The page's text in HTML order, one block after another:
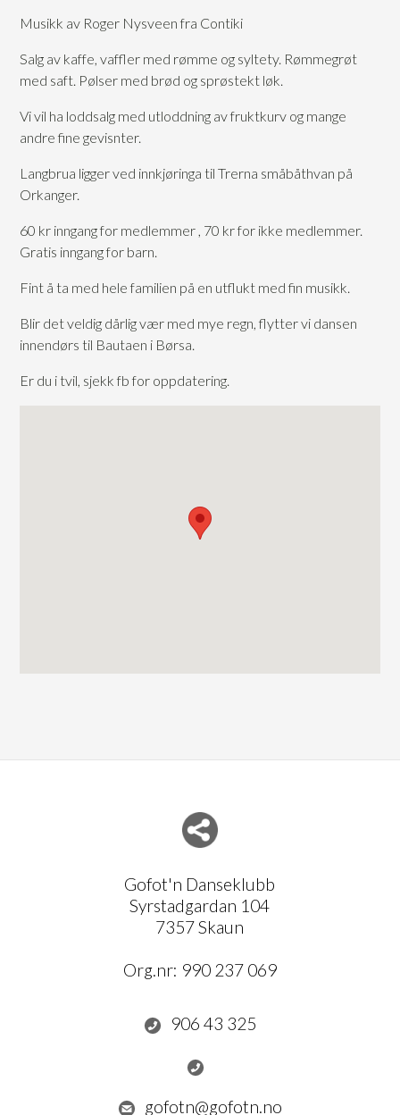
Musikk av Roger Nysveen fra Contiki
Salg av kaffe, vaffler med rømme og syltety. Rømmegrøt
med saft. Pølser med brød og sprøstekt løk.
Vi vil ha loddsalg med utloddning av fruktkurv og mange
andre fine gevisnter.
Langbrua ligger ved innkjøringa til Trerna småbåthvan på
Orkanger.
60 kr inngang for medlemmer , 70 kr for ikke medlemmer.
Gratis inngang for barn.
Fint å ta med hele familien på en utflukt med fin musikk.
Blir det veldig dårlig vær med mye regn, flytter vi dansen
innendørs til Bautaen i Børsa.
Er du i tvil, sjekk fb for oppdatering.
Gofot'n Danseklubb
Syrstadgardan 104
7357 Skaun
Org.nr: 990 237 069
906 43 325
gofotn@gofotn.no